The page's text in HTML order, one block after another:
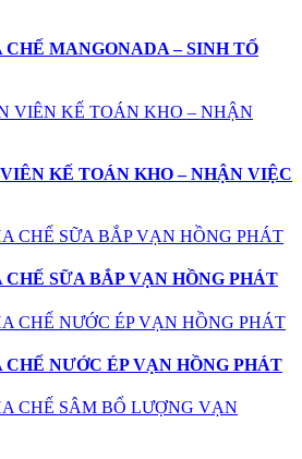
CHẾ MANGONADA – SINH TỐ
KẾ TOÁN KHO – NHẬN VIỆC
CHẾ SỮA BẮP VẠN HỒNG PHÁT
CHẾ NƯỚC ÉP VẠN HỒNG PHÁT